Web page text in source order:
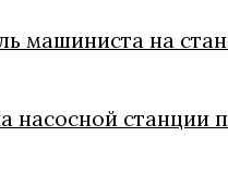
машиниста на
насосной станции